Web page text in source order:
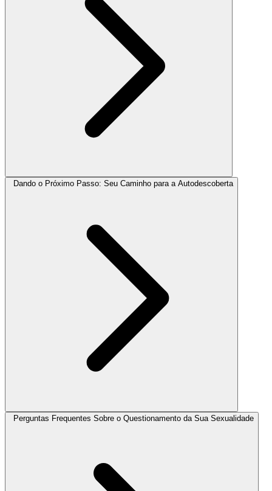
Dando o Próximo Passo: Seu Caminho para a Autodescoberta
Perguntas Frequentes Sobre o Questionamento da Sua Sexualidade